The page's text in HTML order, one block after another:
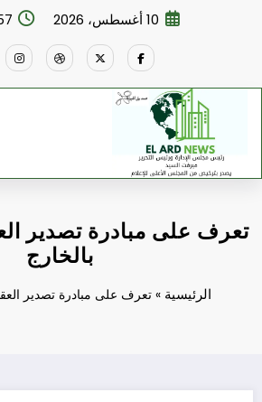
10 أغسطس، 2026
تعرف على مبادرة تصدير
بالخارج
الرئيسية » تعرف على مبادرة تصدير